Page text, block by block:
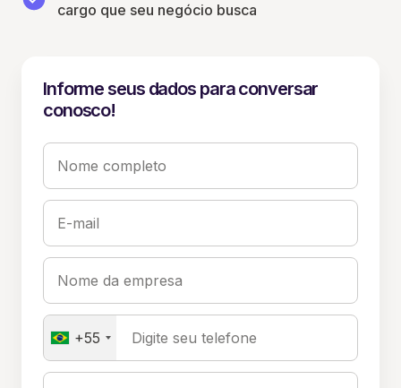
cargo que seu negócio busca
Informe seus dados para conversar
conosco!
Nome completo
E-mail
Nome da empresa
+55 Digite seu telefone